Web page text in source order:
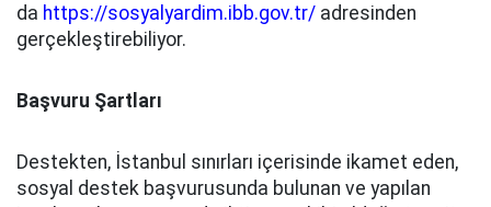
da https://sosyalyardim.ibb.gov.tr/ adresinden
gerçekleştirebiliyor.
Başvuru Şartları
Destekten, İstanbul sınırları içerisinde ikamet eden,
sosyal destek başvurusunda bulunan ve yapılan